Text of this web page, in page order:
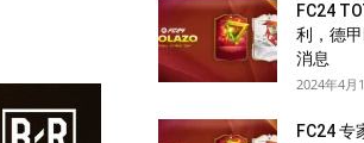
FC24
利，德
消息
2024年4月
FC24 专